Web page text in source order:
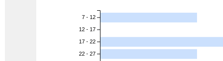
7 - 12
12 - 17
17 - 22
22 - 27